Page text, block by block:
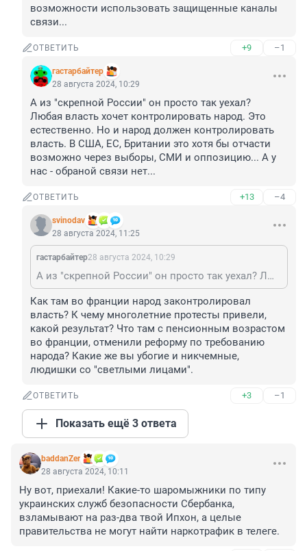
возможности использовать защищенные каналы
связи...
ОТВЕТИТЬ +9 –1
гастарбайтер
28 августа 2024, 10:29
А из "скрепной России" он просто так уехал?
Любая власть хочет контролировать народ. Это
естественно. Но и народ должен контролировать
власть. В США, ЕС, Британии это хотя бы отчасти
возможно через выборы, СМИ и оппозицию... А у
нас - обраной связи нет...
ОТВЕТИТЬ +13 –4
svinodav
28 августа 2024, 11:25
гастарбайтер28 августа 2024, 10:29
А из "скрепной России" он просто так уехал? Любая власть хочет контролировать народ. Это естественно. Но и народ должен контролировать власть. В США, ЕС, Британии это хотя бы отчасти возможно через выборы, СМИ и оппозицию... А у нас - обраной связи нет...
Как там во франции народ законтролировал
власть? К чему многолетние протесты привели,
какой результат? Что там с пенсионным возрастом
во франции, отменили реформу по требованию
народа? Какие же вы убогие и никчемные,
людишки со "светлыми лицами".
ОТВЕТИТЬ +3 –1
Показать ещё 3 ответа
baddanZer
28 августа 2024, 10:11
Ну вот, приехали! Какие-то шаромыжники по типу
украинских служб безопасности Сбербанка,
взламывают на раз-два твой Ипхон, а целые
правительства не могут найти наркотрафик в телеге.